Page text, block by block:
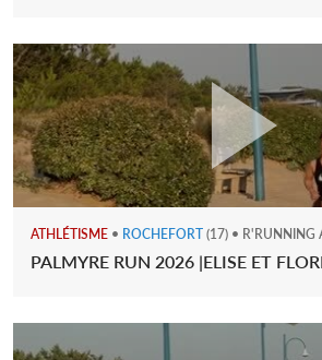
ATHLÉTISME • ROCHEFORT (17) • R'RUNNING
PALMYRE RUN 2026 |ELISE ET